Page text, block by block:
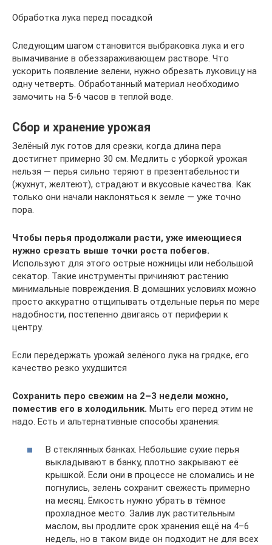
Обработка лука перед посадкой
Следующим шагом становится выбраковка лука и его
вымачивание в обеззараживающем растворе. Что
ускорить появление зелени, нужно обрезать луковицу на
одну четверть. Обработанный материал необходимо
замочить на 5-6 часов в теплой воде.
Сбор и хранение урожая
Зелёный лук готов для срезки, когда длина пера
достигнет примерно 30 см. Медлить с уборкой урожая
нельзя — перья сильно теряют в презентабельности
(жухнут, желтеют), страдают и вкусовые качества. Как
только они начали наклоняться к земле — уже точно
пора.
Чтобы перья продолжали расти, уже имеющиеся
нужно срезать выше точки роста побегов.
Используют для этого острые ножницы или небольшой
секатор. Такие инструменты причиняют растению
минимальные повреждения. В домашних условиях можно
просто аккуратно отщипывать отдельные перья по мере
надобности, постепенно двигаясь от периферии к
центру.
Если передержать урожай зелёного лука на грядке, его
качество резко ухудшится
Сохранить перо свежим на 2–3 недели можно,
поместив его в холодильник. Мыть его перед этим не
надо. Есть и альтернативные способы хранения:
В стеклянных банках. Небольшие сухие перья
выкладывают в банку, плотно закрывают её
крышкой. Если они в процессе не сломались и не
погнулись, зелень сохранит свежесть примерно
на месяц. Ёмкость нужно убрать в тёмное
прохладное место. Залив лук растительным
маслом, вы продлите срок хранения ещё на 4–6
недель, но в таком виде он подходит не для всех